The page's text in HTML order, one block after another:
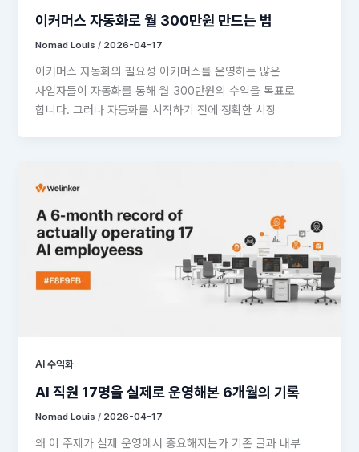
이커머스 자동화로 월 300만원 만드는 법
Nomad Louis/ 2026-04-17
이커머스 자동화의 필요성 이커머스를 운영하는 많은
사업자들이 자동화를 통해 월 300만원의 수익을 목표로
합니다. 그러나 자동화를 시작하기 전에 정확한 시장
AI 수익화
AI 직원 17명을 실제로 운영해본 6개월의 기록
Nomad Louis/ 2026-04-17
왜 이 주제가 실제 운영에서 중요해지는가 기존 글과 내부